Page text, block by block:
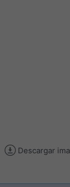
Descargar